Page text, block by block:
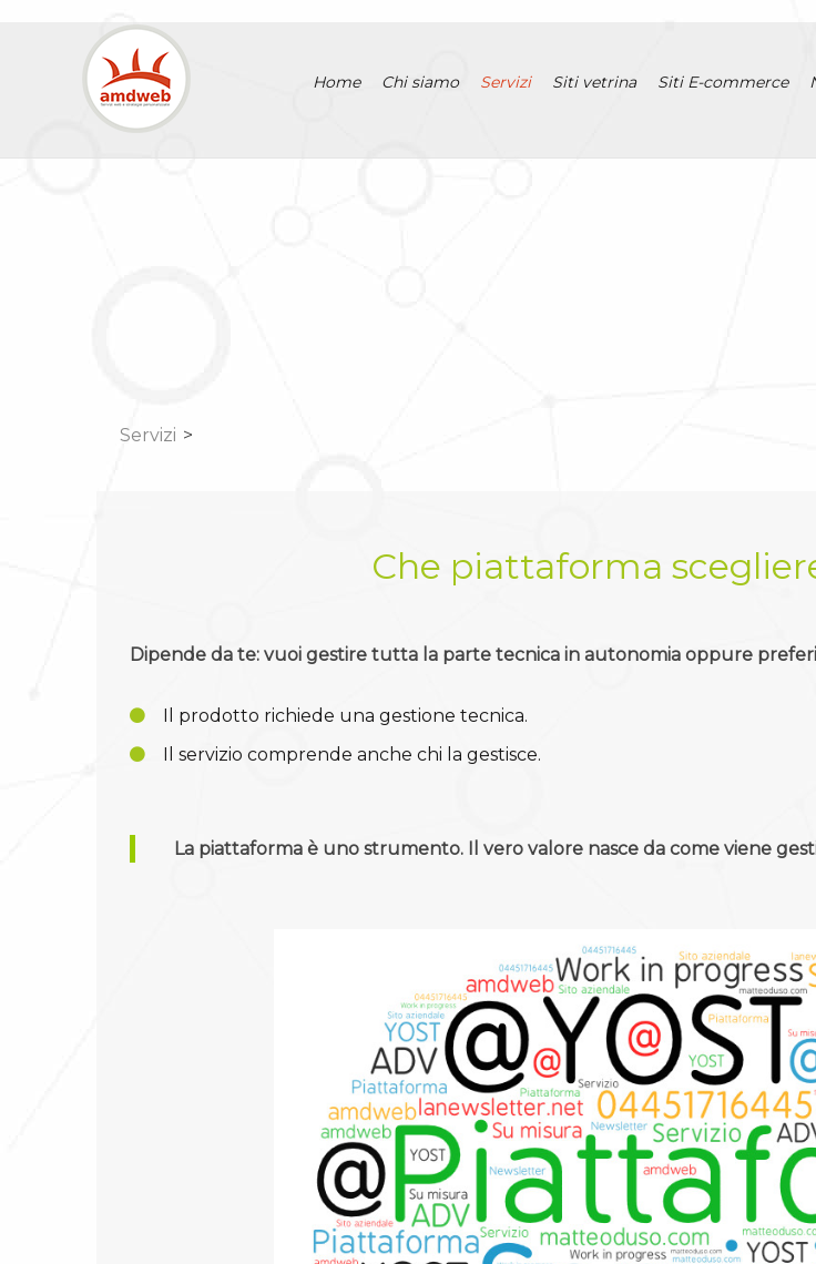
Home Chi siamo Servizi Siti vetrina Siti E-commerce
Servizi >
Che piattaforma
Dipende da te: vuoi gestire tutta la parte tecnica in autonomia oppure
Il prodotto richiede una gestione tecnica.
Il servizio comprende anche chi la gestisce.
La piattaforma è uno strumento. Il vero valore nasce da come viene